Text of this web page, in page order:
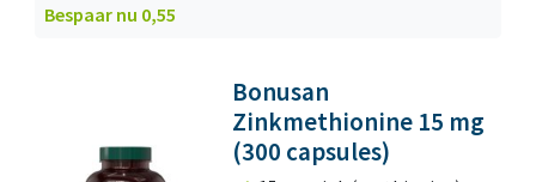
Bespaar nu 0,55
Bonusan
Zinkmethionine 15 mg
(300 capsules)